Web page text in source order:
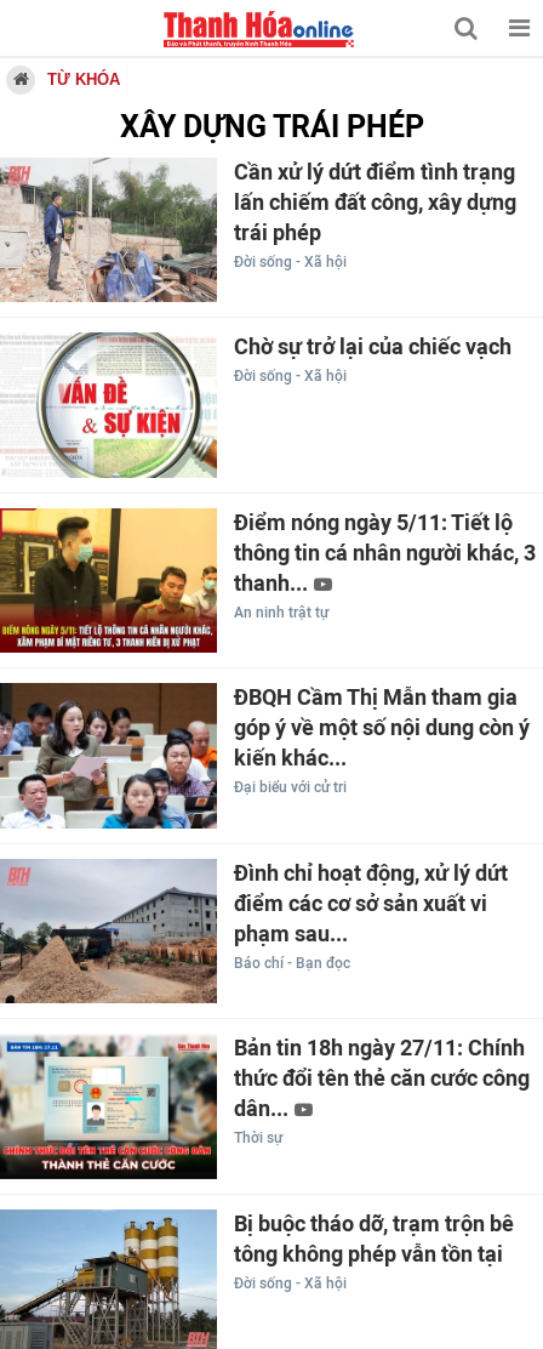
TỪ KHÓA
XÂY DỰNG TRÁI PHÉP
Cần xử lý dứt điểm tình trạng
lấn chiếm đất công, xây dựng
trái phép
Đời sống - Xã hội
Chờ sự trở lại của chiếc vạch
Đời sống - Xã hội
Điểm nóng ngày 5/11: Tiết lộ
thông tin cá nhân người khác, 3
thanh...
An ninh trật tự
ĐBQH Cầm Thị Mẫn tham gia
góp ý về một số nội dung còn ý
kiến khác...
Đại biểu với cử tri
Đình chỉ hoạt động, xử lý dứt
điểm các cơ sở sản xuất vi
phạm sau...
Báo chí - Bạn đọc
Bản tin 18h ngày 27/11: Chính
thức đổi tên thẻ căn cước công
dân...
Thời sự
Bị buộc tháo dỡ, trạm trộn bê
tông không phép vẫn tồn tại
Đời sống - Xã hội